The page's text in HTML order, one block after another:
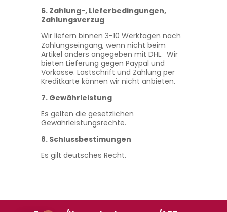
6. Zahlung-, Lieferbedingungen,
Zahlungsverzug
Wir liefern binnen 3-10 Werktagen nach
Zahlungseingang, wenn nicht beim
Artikel anders angegeben mit DHL. Wir
bieten Lieferung gegen Paypal und
Vorkasse. Lastschrift und Zahlung per
Kreditkarte können wir nicht anbieten.
7. Gewährleistung
Es gelten die gesetzlichen
Gewährleistungsrechte.
8. Schlussbestimungen
Es gilt deutsches Recht.